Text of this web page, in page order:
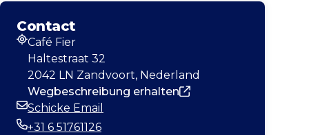
Contact
Adresse
Café Fier
Haltestraat 32
2042 LN Zandvoort, Nederland
Wegbeschreibung erhalten
E-Mail-Adresse
Schicke Email
+31 6 51761126